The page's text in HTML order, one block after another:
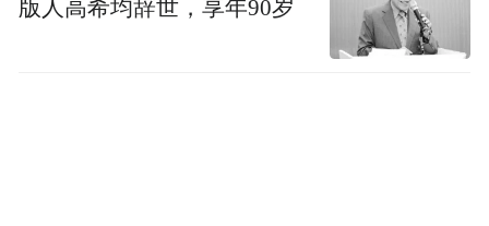
版人高希均辞世，享年90岁